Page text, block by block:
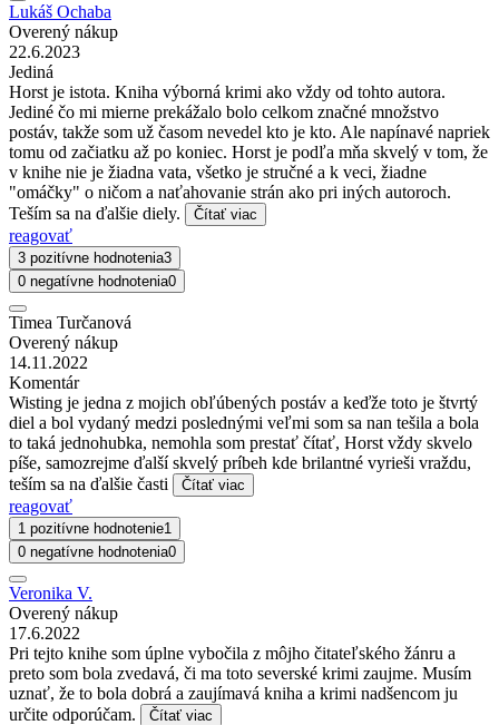
Lukáš Ochaba
Overený nákup
22.6.2023
Jediná
Horst je istota. Kniha výborná krimi ako vždy od tohto autora.
Jediné čo mi mierne prekážalo bolo celkom značné množstvo
postáv, takže som už časom nevedel kto je kto. Ale napínavé napriek
tomu od začiatku až po koniec. Horst je podľa mňa skvelý v tom, že
v knihe nie je žiadna vata, všetko je stručné a k veci, žiadne
"omáčky" o ničom a naťahovanie strán ako pri iných autoroch.
Teším sa na ďalšie diely.
Čítať viac
reagovať
3 pozitívne hodnotenia3
0 negatívne hodnotenia0
Timea Turčanová
Overený nákup
14.11.2022
Komentár
Wisting je jedna z mojich obľúbených postáv a keďže toto je štvrtý
diel a bol vydaný medzi poslednými veľmi som sa nan tešila a bola
to taká jednohubka, nemohla som prestať čítať, Horst vždy skvelo
píše, samozrejme ďalší skvelý príbeh kde brilantné vyrieši vraždu,
teším sa na ďalšie časti
Čítať viac
reagovať
1 pozitívne hodnotenie1
0 negatívne hodnotenia0
Veronika V.
Overený nákup
17.6.2022
Pri tejto knihe som úplne vybočila z môjho čitateľského žánru a
preto som bola zvedavá, či ma toto severské krimi zaujme. Musím
uznať, že to bola dobrá a zaujímavá kniha a krimi nadšencom ju
určite odporúčam.
Čítať viac